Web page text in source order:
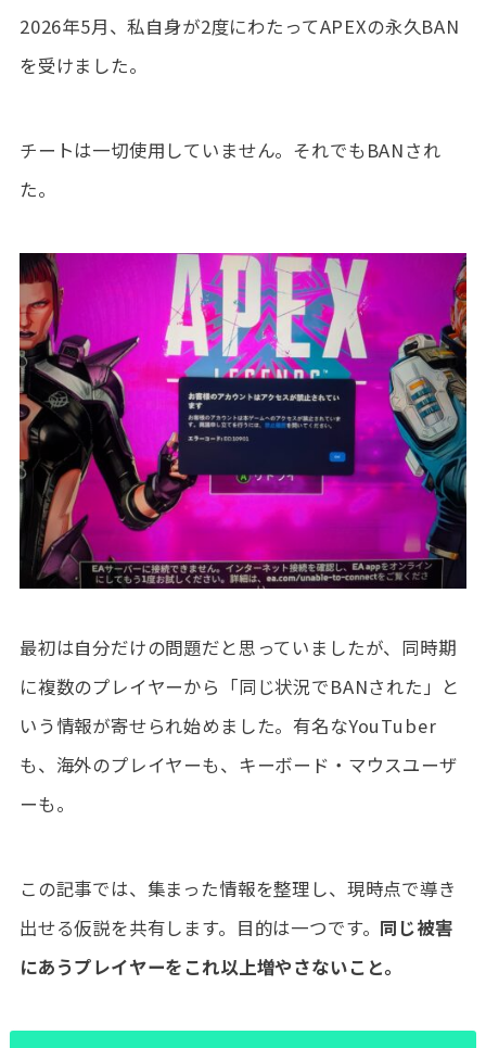
2026年5月、私自身が2度にわたってAPEXの永久BAN
を受けました。
チートは一切使用していません。それでもBANされ
た。
最初は自分だけの問題だと思っていましたが、同時期
に複数のプレイヤーから「同じ状況でBANされた」と
いう情報が寄せられ始めました。有名なYouTuber
も、海外のプレイヤーも、キーボード・マウスユーザ
ーも。
この記事では、集まった情報を整理し、現時点で導き
出せる仮説を共有します。目的は一つです。 同じ被害
にあうプレイヤーをこれ以上増やさないこと。